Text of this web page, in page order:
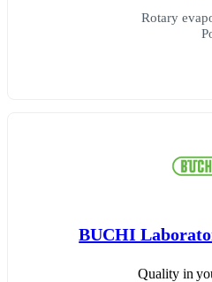
Rotary
BUCHI
Quality in